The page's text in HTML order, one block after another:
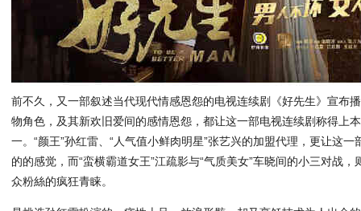
前不久，又一部叙述当代现代情感恩怨的电视连续剧《好先生》宣布
物角色，及其新欢旧爱间的感情恩怨，都让这一部电视连续剧称得上
一。“颜王”孙红雷、“人气值小鲜肉明星”张艺兴的加盟代理，更让这
的的感觉，而“蛮横霸道女王”江疏影与“气质美女”车晓间的小三对战
众粉絲的疯狂青睐。